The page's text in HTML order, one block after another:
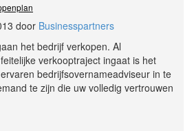
door Businesspartners
het bedrijf verkopen. Al
verkooptraject ingaat is het
bedrijfsovernameadviseur in te
te zijn die uw volledig vertrouwen